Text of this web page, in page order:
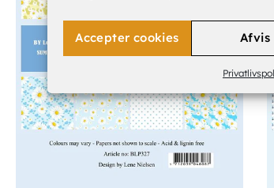
Accepter cookies Afvis